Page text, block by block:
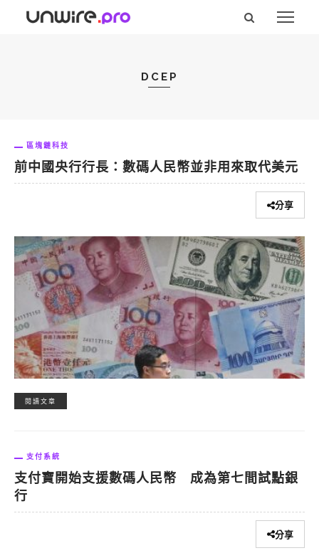
DCEP
區塊鏈科技
前中國央行行長：數碼人民幣並非用來取代美元
分享
閱讀文章
支付系統
支付寶開始支援數碼人民幣 成為第七間試點銀
行
分享